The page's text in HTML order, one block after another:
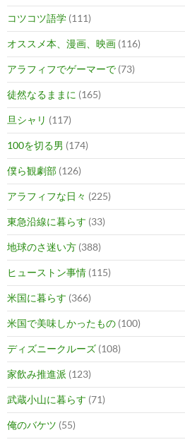
コツコツ語学 (111)
オススメ本、漫画、映画 (116)
アラフィフでゲーマーで (73)
徒然なるままに (165)
旦シャリ (117)
100を切る男 (174)
僕ら観劇部 (126)
アラフィフな日々 (225)
東急沿線に暮らす (33)
地球のさ迷い方 (388)
ヒューストン事情 (115)
米国に暮らす (366)
米国で美味しかったもの (100)
ディズニークルーズ (108)
家飲み推進派 (123)
武蔵小山に暮らす (71)
俺のバケツ (55)